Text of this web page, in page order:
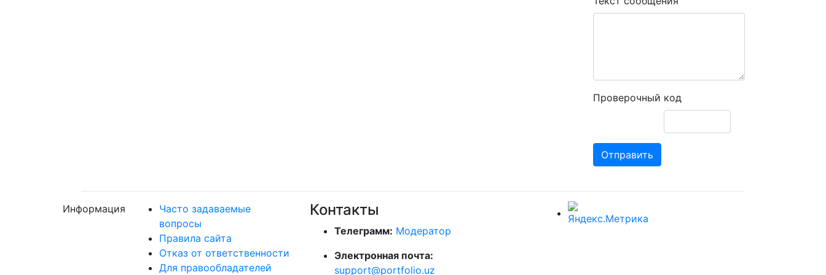
Проверочный код
Отправить
Информация
Часто задаваемые
вопросы
Правила сайта
Отказ от ответственности
Для правообладателей
Контакты
Телеграмм: Модератор
Электронная почта:
support@portfolio.uz